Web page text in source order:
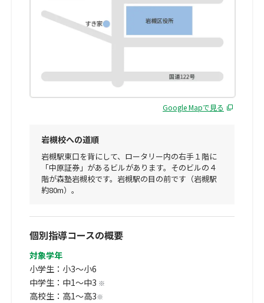
個別指導コースの概要
対象学年
小学生：小3～小6
中学生：中1～中3 ※
高校生：高1～高3※
Google Mapで見る
岩槻校への道順
岩槻駅東口を背にして、ロータリー内の右手１階に
「中原証券」があるビルがあります。そのビルの４
階が森塾岩槻校です。岩槻駅の目の前です（岩槻駅
約80m）。